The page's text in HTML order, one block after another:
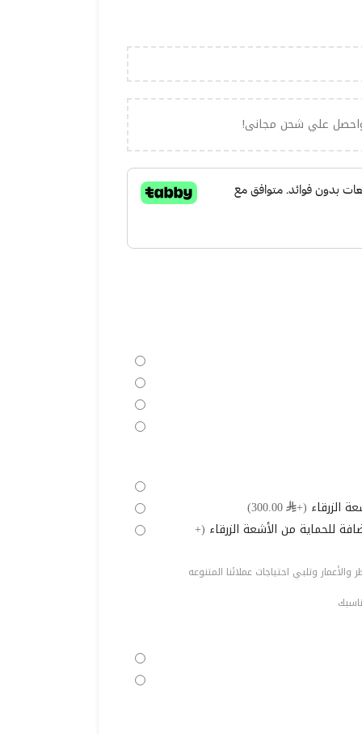
علي شحن مجانى!
الزرقاء (+⃁ 300.00)
للحماية من الأشعة الزرقاء (+
وتلبي احتياجات عملائنا المتنوعه